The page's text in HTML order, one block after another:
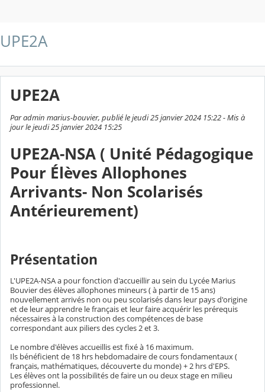
UPE2A
UPE2A
Par admin marius-bouvier, publié le jeudi 25 janvier 2024 15:22 - Mis à
jour le jeudi 25 janvier 2024 15:25
UPE2A-NSA ( Unité Pédagogique
Pour Élèves Allophones
Arrivants- Non Scolarisés
Antérieurement)
Présentation
L'UPE2A-NSA a pour fonction d'accueillir au sein du Lycée Marius
Bouvier des élèves allophones mineurs ( à partir de 15 ans)
nouvellement arrivés non ou peu scolarisés dans leur pays d'origine
et de leur apprendre le français et leur faire acquérir les prérequis
nécessaires à la construction des compétences de base
correspondant aux piliers des cycles 2 et 3.
Le nombre d'élèves accueillis est fixé à 16 maximum.
Ils bénéficient de 18 hrs hebdomadaire de cours fondamentaux (
français, mathématiques, découverte du monde) + 2 hrs d'EPS.
Les élèves ont la possibilités de faire un ou deux stage en milieu
professionnel.